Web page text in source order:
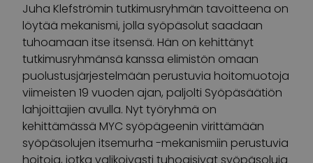
Juha Klefströmin tutkimusryhmän tavoitteena on
löytää mekanismi, jolla syöpäsolut saadaan
tuhoamaan itse itsensä. Hän on kehittänyt
tutkimusryhmänsä kanssa elimistön omaan
puolustusjärjestelmään perustuvia hoitomuotoja
viimeisten 19 vuoden ajan, paljolti Syöpäsäätiön
lahjoittajien avulla. Nyt työryhmä on
kehittämässä MYC syöpägeenin virittämään
syöpäsolujen itsemurha -mekanismiin perustuvia